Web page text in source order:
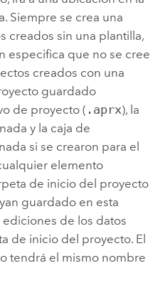
Siempre se crea una
creados sin una plantilla,
especifica que no se cree
creados con una
guardado
de proyecto ( .aprx), la
y la caja de
si se crearon para el
elemento
de inicio del proyecto
guardado en esta
de los datos
de inicio del proyecto. El
tendrá el mismo nombre